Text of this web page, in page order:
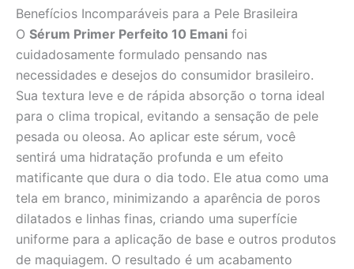
Benefícios Incomparáveis para a Pele Brasileira
O Sérum Primer Perfeito 10 Emani foi
cuidadosamente formulado pensando nas
necessidades e desejos do consumidor brasileiro.
Sua textura leve e de rápida absorção o torna ideal
para o clima tropical, evitando a sensação de pele
pesada ou oleosa. Ao aplicar este sérum, você
sentirá uma hidratação profunda e um efeito
matificante que dura o dia todo. Ele atua como uma
tela em branco, minimizando a aparência de poros
dilatados e linhas finas, criando uma superfície
uniforme para a aplicação de base e outros produtos
de maquiagem. O resultado é um acabamento